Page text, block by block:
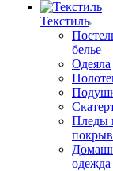
Текстиль
белье
Одеяла
Пледы
одежда